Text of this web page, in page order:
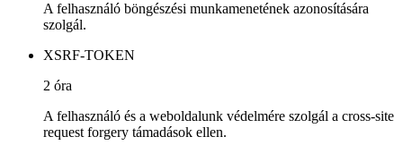
A felhasználó böngészési munkamenetének azonosítására
szolgál.
XSRF-TOKEN
2 óra
A felhasználó és a weboldalunk védelmére szolgál a cross-site
request forgery támadások ellen.